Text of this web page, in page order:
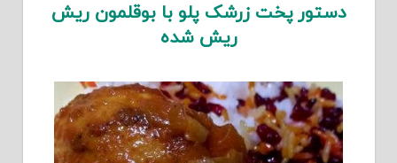
دستور پخت زرشک پلو با بوقلمون ریش
ریش شده